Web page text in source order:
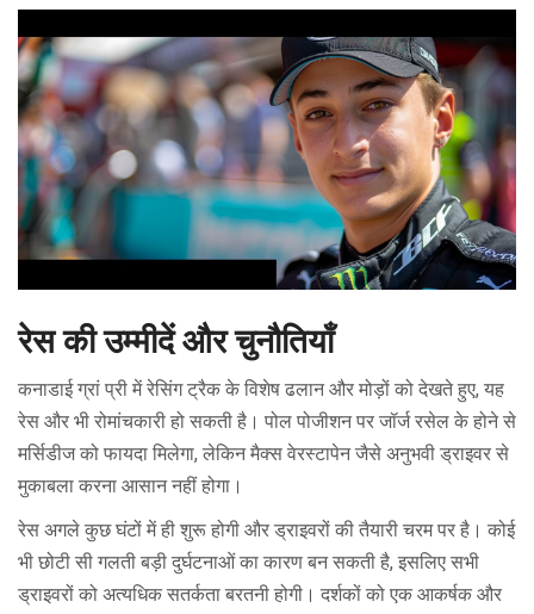
रेस की उम्मीदें और चुनौतियाँ
कनाडाई ग्रां प्री में रेसिंग ट्रैक के विशेष ढलान और मोड़ों को देखते हुए, यह
रेस और भी रोमांचकारी हो सकती है। पोल पोजीशन पर जॉर्ज रसेल के होने से
मर्सिडीज को फायदा मिलेगा, लेकिन मैक्स वेरस्टापेन जैसे अनुभवी ड्राइवर से
मुकाबला करना आसान नहीं होगा।
रेस अगले कुछ घंटों में ही शुरू होगी और ड्राइवरों की तैयारी चरम पर है। कोई
भी छोटी सी गलती बड़ी दुर्घटनाओं का कारण बन सकती है, इसलिए सभी
ड्राइवरों को अत्यधिक सतर्कता बरतनी होगी। दर्शकों को एक आकर्षक और